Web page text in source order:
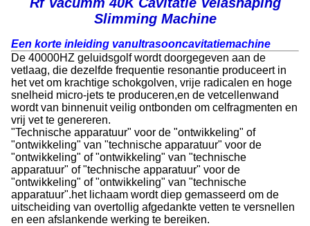
Slimming Machine
Een korte inleiding vanultrasooncavitatiemachine
De 40000HZ geluidsgolf wordt doorgegeven aan de
vetlaag, die dezelfde frequentie resonantie produceert in
het vet om krachtige schokgolven, vrije radicalen en hoge
snelheid micro-jets te produceren,en de vetcellenwand
wordt van binnenuit veilig ontbonden om celfragmenten en
vrij vet te genereren.
"Technische apparatuur" voor de "ontwikkeling" of
"ontwikkeling" van "technische apparatuur" voor de
"ontwikkeling" of "ontwikkeling" van "technische
apparatuur" of "technische apparatuur" voor de
"ontwikkeling" of "ontwikkeling" van "technische
apparatuur".het lichaam wordt diep gemasseerd om de
uitscheiding van overtollig afgedankte vetten te versnellen
en een afslankende werking te bereiken.